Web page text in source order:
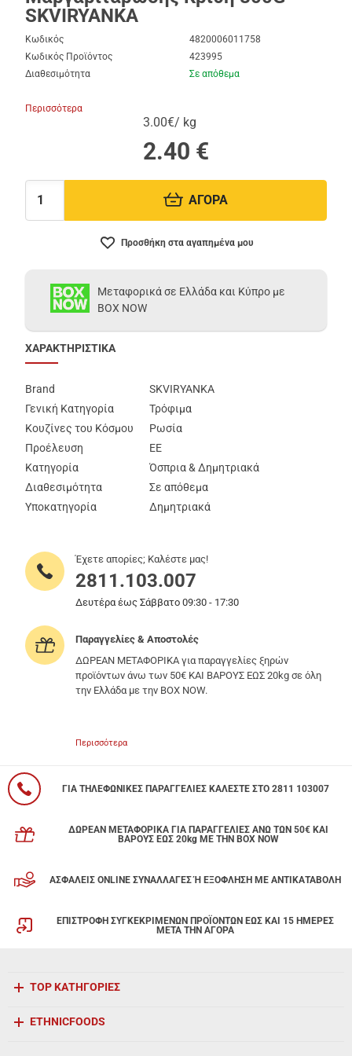
SKVIRYANKA
Κωδικός
4820006011758
Κωδικός Προϊόντος
423995
Διαθεσιμότητα
Σε απόθεμα
Περισσότερα
3.00€/ kg
2.40 €
Ποσότητα: ΑΓΟΡΑ
Προσθήκη στα αγαπημένα μου
Μεταφορικά σε Ελλάδα και Κύπρο με
BOX NOW
ΧΑΡΑΚΤΗΡΙΣΤΙΚΑ
Brand
SKVIRYANKA
Γενική Κατηγορία
Τρόφιμα
Κουζίνες του Κόσμου
Ρωσία
Προέλευση
ΕΕ
Κατηγορία
Όσπρια & Δημητριακά
Διαθεσιμότητα
Σε απόθεμα
Υποκατηγορία
Δημητριακά
Έχετε απορίες; Καλέστε μας!
2811.103.007
Δευτέρα έως Σάββατο 09:30 - 17:30
Παραγγελίες & Αποστολές
ΔΩΡΕΑΝ ΜΕΤΑΦΟΡΙΚΑ για παραγγελίες ξηρών
προϊόντων άνω των 50€ ΚΑΙ ΒΑΡΟΥΣ ΕΩΣ 20kg σε όλη
την Ελλάδα με την BOX NOW.
Περισσότερα
ΓΙΑ ΤΗΛΕΦΩΝΙΚΕΣ ΠΑΡΑΓΓΕΛΙΕΣ ΚΑΛΕΣΤΕ ΣΤΟ 2811 103007
ΔΩΡΕΑΝ ΜΕΤΑΦΟΡΙΚΑ ΓΙΑ ΠΑΡΑΓΓΕΛΙΕΣ ΑΝΩ ΤΩΝ 50€ ΚΑΙ
ΒΑΡΟΥΣ ΕΩΣ 20kg ΜΕ ΤΗΝ BOX NOW
ΑΣΦΑΛΕΙΣ ONLINE ΣΥΝΑΛΛΑΓΕΣ Ή ΕΞΟΦΛΗΣΗ ΜΕ ΑΝΤΙΚΑΤΑΒΟΛΗ
ΕΠΙΣΤΡΟΦΗ ΣΥΓΚΕΚΡΙΜΕΝΩΝ ΠΡΟΪΟΝΤΩΝ ΕΩΣ ΚΑΙ 15 ΗΜΕΡΕΣ
ΜΕΤΑ ΤΗΝ ΑΓΟΡΑ
TOP ΚΑΤΗΓΟΡΙΕΣ
ETHNICFOODS